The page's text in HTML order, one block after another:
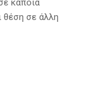
κάποια
θέση σε άλλη